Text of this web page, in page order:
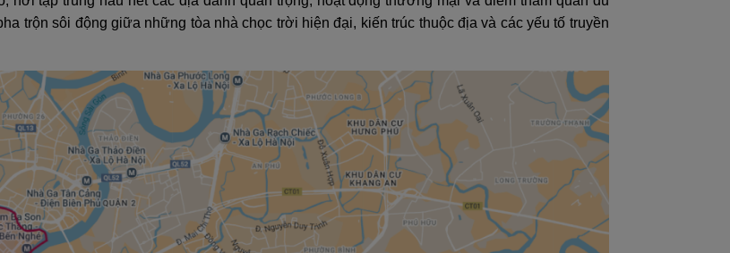
trộn sôi động giữa những tòa nhà chọc trời hiện đại, kiến trúc thuộc địa và các yếu tố truyền